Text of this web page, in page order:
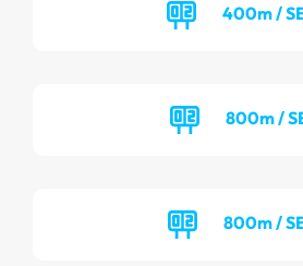
400m /
800m /
800m /